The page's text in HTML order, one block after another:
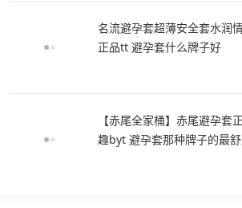
名流避孕套超薄安全套水润
正品tt 避孕套什么牌子好
【赤尾全家桶】赤尾避孕套
趣byt 避孕套那种牌子的最